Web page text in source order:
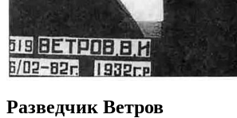
Разведчик Ветров